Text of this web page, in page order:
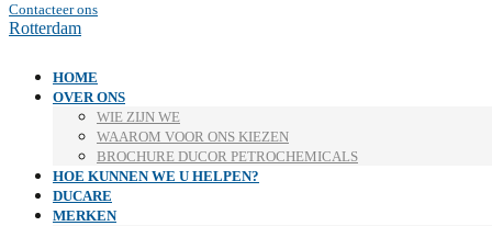
Contacteer ons
Rotterdam
HOME
OVER ONS
WIE ZIJN WE
WAAROM VOOR ONS KIEZEN
BROCHURE DUCOR PETROCHEMICALS
HOE KUNNEN WE U HELPEN?
DUCARE
MERKEN